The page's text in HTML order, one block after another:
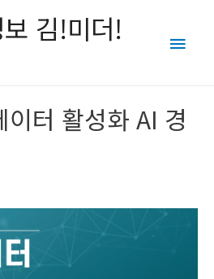
김!미더!
Main
터 활성화 AI 경